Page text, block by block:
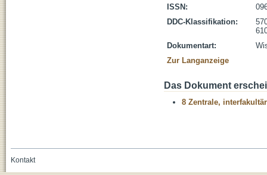
ISSN:
DDC-Klassifikation:
Dokumentart:
Zur Langanzeige
Das Dokument
8 Zentrale,
Kontakt